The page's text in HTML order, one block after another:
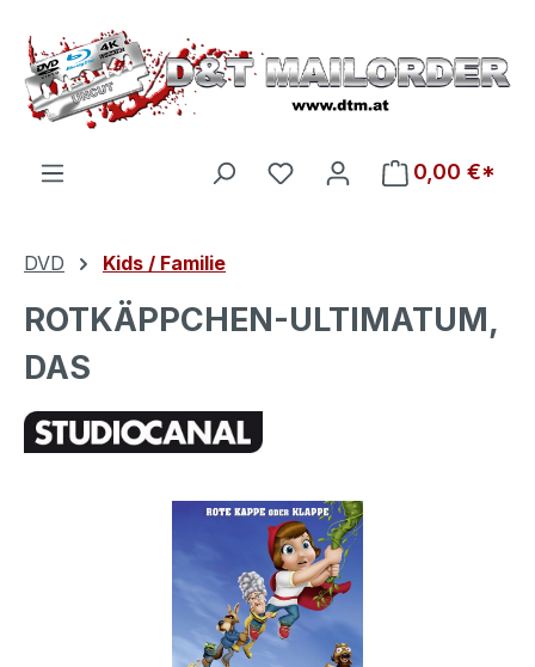
Zum Hauptinhalt springen
Du hast 0 Produkte auf
0,00 €*
DVD Kids / Familie
ROTKÄPPCHEN-ULTIMATUM,
DAS
Bildergalerie überspringen